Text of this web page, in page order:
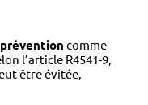
comme
l’article R4541-9,
être évitée,